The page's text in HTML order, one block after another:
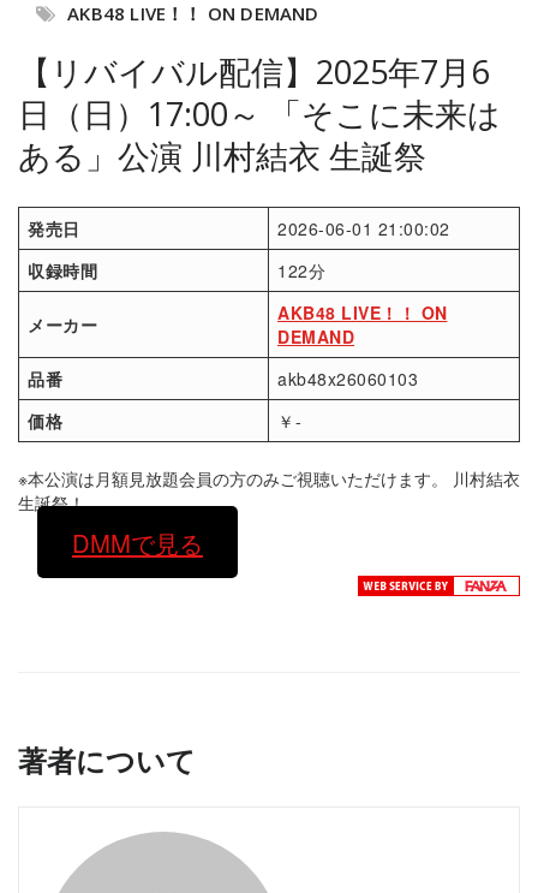
AKB48 LIVE！！ ON DEMAND
【リバイバル配信】2025年7月6
日（日）17:00～ 「そこに未来は
ある」公演 川村結衣 生誕祭
発売日
2026-06-01 21:00:02
収録時間
122分
メーカー
AKB48 LIVE！！ ON
DEMAND
品番
akb48x26060103
価格
￥-
※本公演は月額見放題会員の方のみご視聴いただけます。 川村結衣
生誕祭！
DMMで見る
著者について